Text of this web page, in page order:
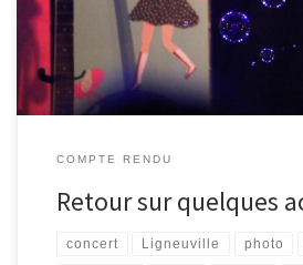
lecture en wallon Au mois de
COMPTE RENDU
Retour sur quelques
concert Ligneuville photo